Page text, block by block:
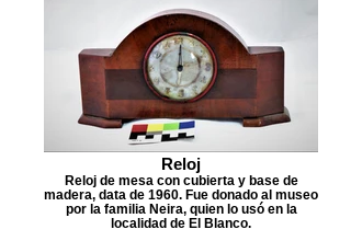
Reloj
Reloj de mesa con cubierta y base de
madera, data de 1960. Fue donado al museo
por la familia Neira, quien lo usó en la
localidad de El Blanco.